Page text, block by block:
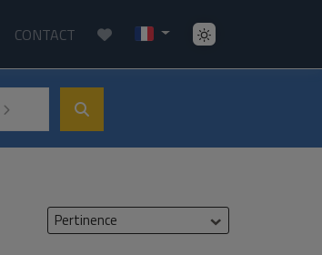
CONTACT
Pertinence